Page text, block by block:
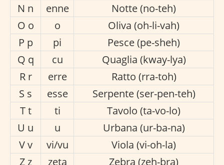
N n
enne
Notte (no-teh)
O o
o
Oliva (oh-li-vah)
P p
pi
Pesce (pe-sheh)
Q q
cu
Quaglia (kway-lya)
R r
erre
Ratto (rra-toh)
S s
esse
Serpente (ser-pen-teh)
T t
ti
Tavolo (ta-vo-lo)
U u
u
Urbana (ur-ba-na)
V v
vi/vu
Viola (vi-oh-la)
Z z
zeta Zebra (zeh-bra)